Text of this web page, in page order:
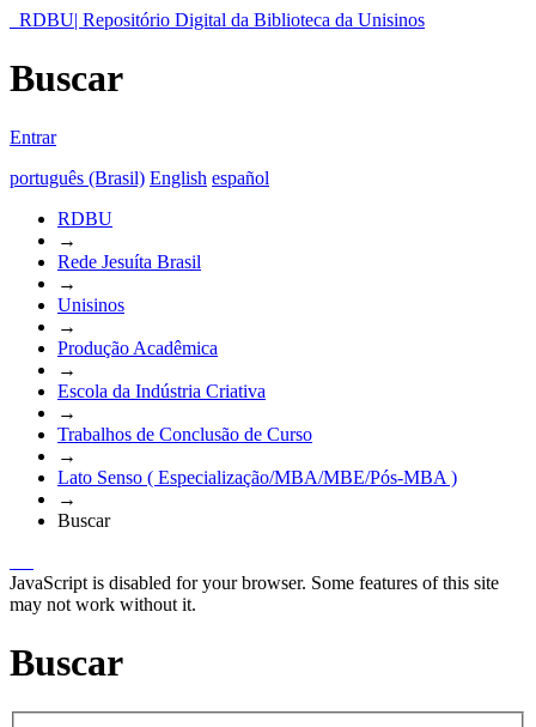
RDBU| Repositório Digital da Biblioteca da Unisinos
Buscar
Entrar
português (Brasil) English español
RDBU
→
Rede Jesuíta Brasil
→
Unisinos
→
Produção Acadêmica
→
Escola da Indústria Criativa
→
Trabalhos de Conclusão de Curso
→
Lato Senso ( Especialização/MBA/MBE/Pós-MBA )
→
Buscar
JavaScript is disabled for your browser. Some features of this site
may not work without it.
Buscar